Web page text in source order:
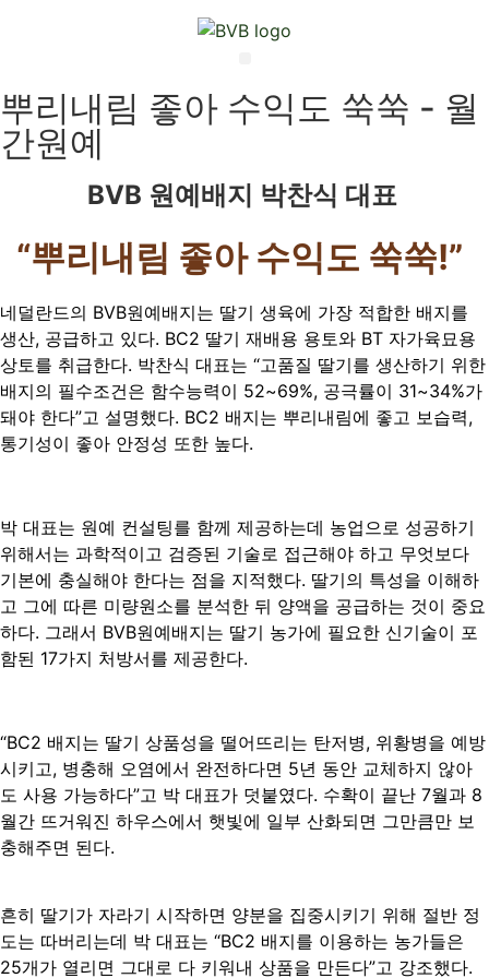
뿌리내림 좋아 수익도 쑥쑥 - 월
간원예
BVB 원예배지 박찬식 대표
“뿌리내림 좋아 수익도 쑥쑥!”
네덜란드의 BVB원예배지는 딸기 생육에 가장 적합한 배지를
생산, 공급하고 있다. BC2 딸기 재배용 용토와 BT 자가육묘용
상토를 취급한다. 박찬식 대표는 “고품질 딸기를 생산하기 위한
배지의 필수조건은 함수능력이 52~69%, 공극률이 31~34%가
돼야 한다”고 설명했다. BC2 배지는 뿌리내림에 좋고 보습력,
통기성이 좋아 안정성 또한 높다.
박 대표는 원예 컨설팅를 함께 제공하는데 농업으로 성공하기
위해서는 과학적이고 검증된 기술로 접근해야 하고 무엇보다
기본에 충실해야 한다는 점을 지적했다. 딸기의 특성을 이해하
고 그에 따른 미량원소를 분석한 뒤 양액을 공급하는 것이 중요
하다. 그래서 BVB원예배지는 딸기 농가에 필요한 신기술이 포
함된 17가지 처방서를 제공한다.
“BC2 배지는 딸기 상품성을 떨어뜨리는 탄저병, 위황병을 예방
시키고, 병충해 오염에서 완전하다면 5년 동안 교체하지 않아
도 사용 가능하다”고 박 대표가 덧붙였다. 수확이 끝난 7월과 8
월간 뜨거워진 하우스에서 햇빛에 일부 산화되면 그만큼만 보
충해주면 된다.
흔히 딸기가 자라기 시작하면 양분을 집중시키기 위해 절반 정
도는 따버리는데 박 대표는 “BC2 배지를 이용하는 농가들은
25개가 열리면 그대로 다 키워내 상품을 만든다”고 강조했다.